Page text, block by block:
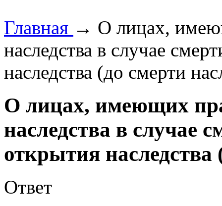
Главная → О лицах,
наследства в случае
наследства (до смерти
О лицах, имеющих
наследства в случае
открытия наследства
Ответ